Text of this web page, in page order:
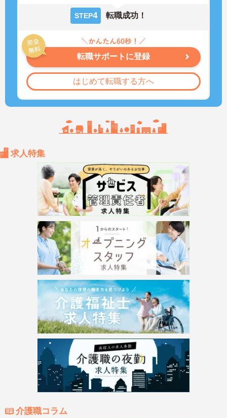
STEP4 転職成功！
転職サポートに登録
はじめて転職する方へ
求人特集
介護職コラム